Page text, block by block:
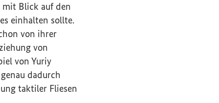
mit Blick auf den
einhalten sollte.
von ihrer
von
von Yuriy
dadurch
taktiler Fliesen